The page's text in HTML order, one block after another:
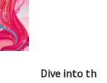
Dive into the